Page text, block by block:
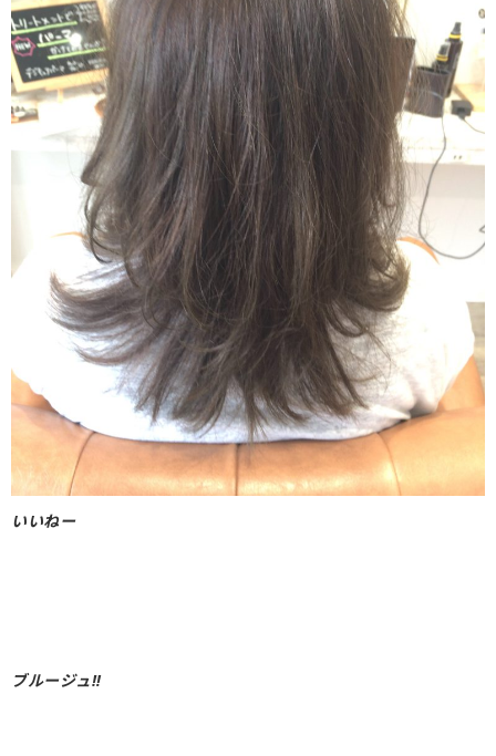
いいねー
ブルージュ‼︎